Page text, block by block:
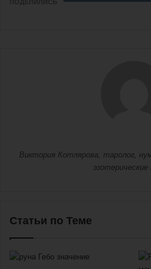
ПОДЕЛИЛИСЬ
Виктория Котлярова, таролог,
Статьи по Теме